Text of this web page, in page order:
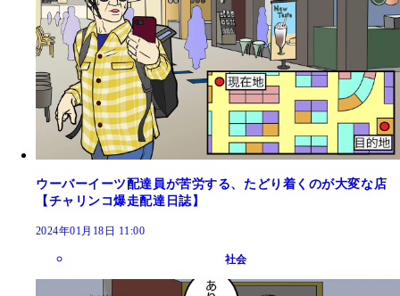
ウーバーイーツ配達員が苦労する、たどり着くのが大変な店
【チャリンコ爆走配達日誌】
2024年01月18日 11:00
社会